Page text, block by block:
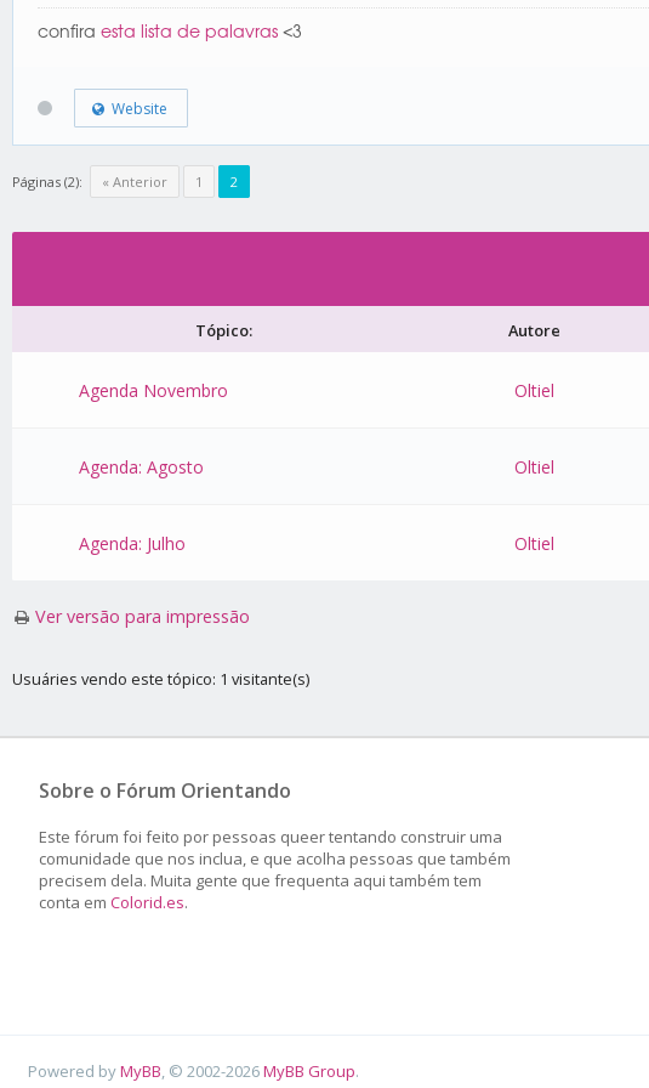
confira esta lista de palavras <3
Website
Páginas (2): « Anterior 1 2
Tópico: Autore
Agenda Novembro Oltiel
Agenda: Agosto Oltiel
Agenda: Julho Oltiel
Ver versão para impressão
Usuáries vendo este tópico: 1 visitante(s)
Sobre o Fórum Orientando
Este fórum foi feito por pessoas queer tentando construir uma
comunidade que nos inclua, e que acolha pessoas que também
precisem dela. Muita gente que frequenta aqui também tem
conta em Colorid.es.
Powered byMyBB , © 2002-2026MyBB Group.